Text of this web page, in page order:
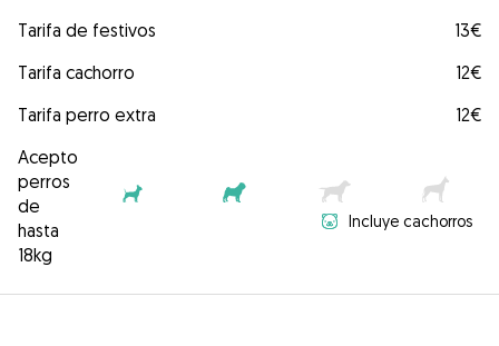
Tarifa de festivos
13€
Tarifa cachorro
12€
Tarifa perro extra
12€
Acepto
perros
de
hasta
18kg
Incluye cachorros